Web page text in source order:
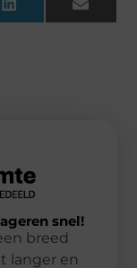
LinkedIn Email
snel!
breed
langer en